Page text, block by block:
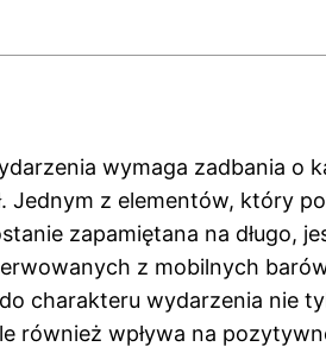
wymaga zadbania o
Jednym z elementów, który
zapamiętana na długo,
z mobilnych
charakteru wydarzenia nie
również wpływa na